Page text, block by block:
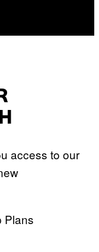
access to our
Plans